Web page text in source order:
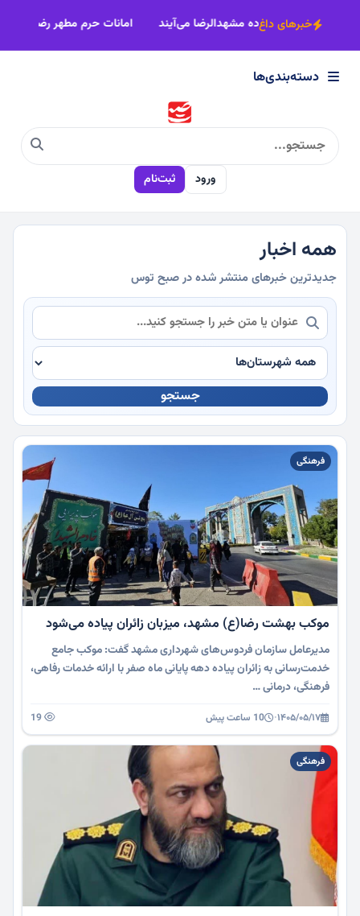
×
دسته‌بندی‌ها
سیاسی
اجتماعی
فرهنگی
ورزشی
چندرسانه
خبرهای داغ
اصناف خراسان رضوی پای‌کار زائران پیاده مشهدالرضا می‌آیند
دسته‌بندی‌ها
ورود ثبت‌نام
همه اخبار
جدیدترین خبرهای منتشر شده در صبح توس
جستجو
فرهنگی
موکب بهشت رضا(ع) مشهد، میزبان زائران پیاده می‌شود
مدیرعامل سازمان فردوس‌های شهرداری مشهد گفت: موکب جامع
خدمت‌رسانی به زائران پیاده دهه پایانی ماه صفر با ارائه خدمات رفاهی،
فرهنگی، درمانی …
۱۴۰۵/۰۵/۱۷· 10 ساعت پیش
فرهنگی